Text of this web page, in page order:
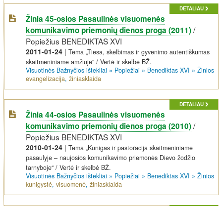
DETALIAU
Žinia 45-osios Pasaulinės visuomenės
komunikavimo priemonių dienos proga (2011)/
Popiežius BENEDIKTAS XVI
2011-01-24 |Tema „Tiesa, skelbimas ir gyvenimo autentiškumas
skaitmeniniame amžiuje“ / Vertė ir skelbė BŽ.
Visuotinės Bažnyčios ištekliai » Popiežiai » Benediktas XVI »Žinios
evangelizacija,žiniasklaida
DETALIAU
Žinia 44-osios Pasaulinės visuomenės
komunikavimo priemonių dienos proga (2010)/
Popiežius BENEDIKTAS XVI
2010-01-24 |Tema „Kunigas ir pastoracija skaitmeniniame
pasaulyje – naujosios komunikavimo priemonės Dievo žodžio
tarnyboje“ / Vertė ir skelbė BŽ.
Visuotinės Bažnyčios ištekliai » Popiežiai » Benediktas XVI »Žinios
kunigystė,visuomenė,žiniasklaida